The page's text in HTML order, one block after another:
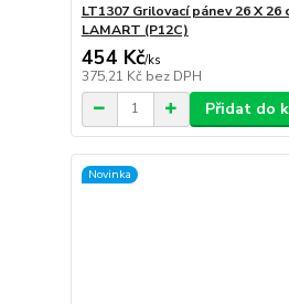
LT1307 Grilovací pánev 26 X 26
LAMART (P12C)
454 Kč/ks
375,21 Kč bez DPH
Přidat do
Novinka